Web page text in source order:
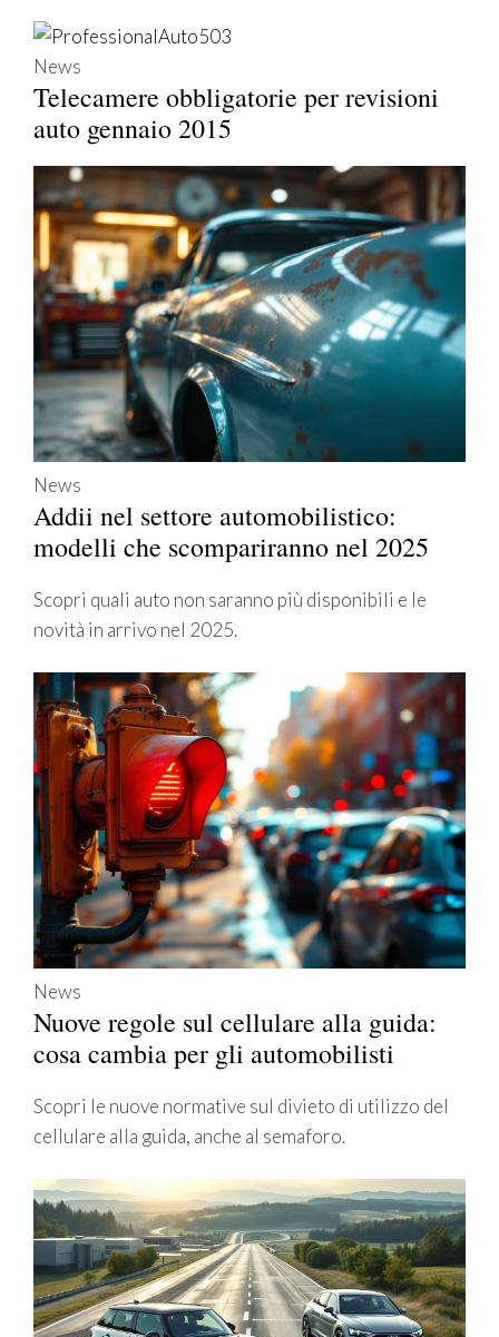
News
Telecamere obbligatorie per revisioni
auto gennaio 2015
News
Addii nel settore automobilistico:
modelli che scompariranno nel 2025
Scopri quali auto non saranno più disponibili e le
novità in arrivo nel 2025.
News
Nuove regole sul cellulare alla guida:
cosa cambia per gli automobilisti
Scopri le nuove normative sul divieto di utilizzo del
cellulare alla guida, anche al semaforo.